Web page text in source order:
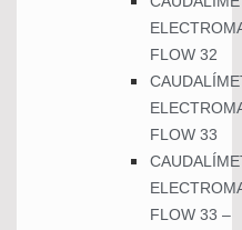
FLOW 32
FLOW 33
FLOW 33 –